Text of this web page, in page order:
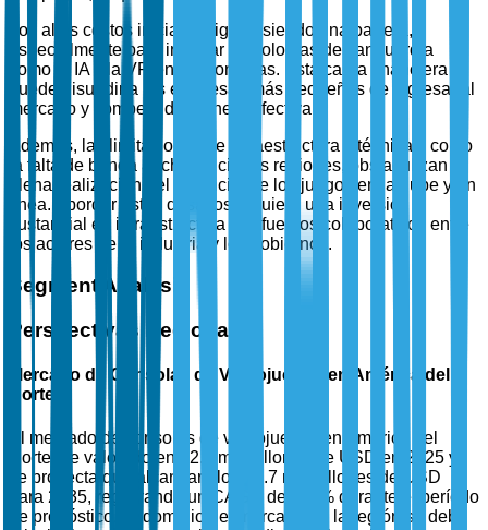
Los altos costos iniciales siguen siendo una barrera,
especialmente para integrar tecnologías de vanguardia
como la IA y la VR en las consolas. Esta carga financiera
puede disuadir a las empresas más pequeñas de ingresar al
mercado y competir de manera efectiva.
Además, las limitaciones de infraestructura y técnicas, como
la falta de banda ancha en ciertas regiones, obstaculizan la
plena realización del potencial de los juegos en la nube y en
línea. Abordar estos desafíos requiere una inversión
sustancial en infraestructura y esfuerzos colaborativos entre
los actores de la industria y los gobiernos.
Segment Analysis
Perspectivas Regionales
Mercado de Consolas de Videojuegos en América del
Norte
El mercado de consolas de videojuegos en América del
Norte fue valorado en 12.5 mil millones de USD en 2025 y
se proyecta que alcanzará los 18.7 mil millones de USD
para 2035, registrando un CAGR del 3.9% durante el período
de pronóstico. El dominio del mercado en la región se debe